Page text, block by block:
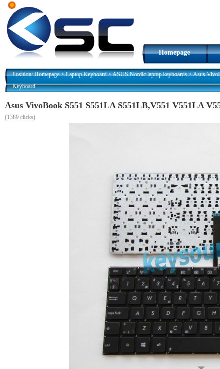
Homepage
Position:Homepage>Laptop Keyboard>ASUS Nordic laptop keyboards>Asus
Keyboard
Asus VivoBook S551 S551LA S551LB,V551 V551LA
(1389 clicks)